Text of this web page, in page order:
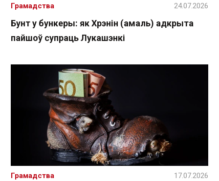
Бунт у бункеры: як Хрэнін (амаль) адкрыта
пайшоў супраць Лукашэнкі
Грамадства 24.07.2026
Грамадства 17.07.2026